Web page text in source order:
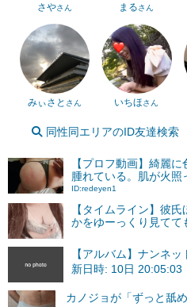
さやさん まるさん
みぃさと さん いちほさん
同性同エリアのID友達検索
【プロフ動画】綺麗
腫れている。肌が火照
ID:redeyen1
【タイムライン】彼
かをゆーっくり見てて
【アルバム】ナンネ
新日時: 10日 20:05:03